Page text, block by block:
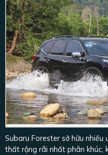
Subaru Forester sở hữu
thất rộng rãi nhất phân khúc,